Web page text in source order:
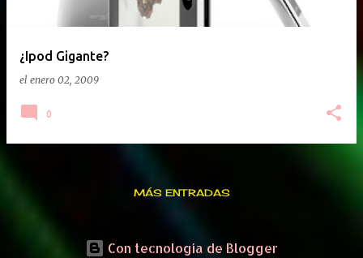
¿Ipod Gigante?
el enero 02, 2009
0
MÁS ENTRADAS
Con tecnología de Blogger